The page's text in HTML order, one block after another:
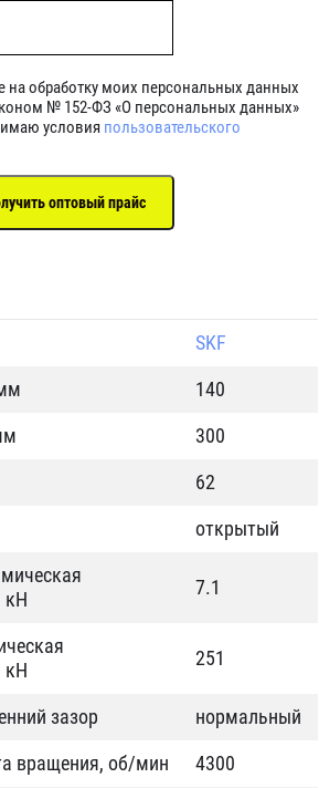
на обработку моих персональных данных
№ 152-ФЗ «О персональных данных»
условия пользовательского
SKF
140
300
62
открытый
кН
7.1
кН
251
зазор
нормальный
вращения, об/мин
4300